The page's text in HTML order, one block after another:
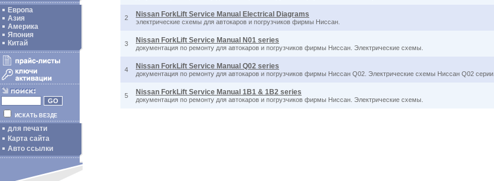
Европа
Азия
Америка
Япония
Китай
ИСКАТЬ ВЕЗДЕ
для печати
Карта сайта
Авто ссылки
2 Nissan ForkLift Service Manual Electrical Diagrams
электрические схемы для автокаров и погрузчиков фирмы Ниссан.
3 Nissan ForkLift Service Manual N01 series
документация по ремонту для автокаров и погрузчиков фирмы Ниссан. Электрические схемы.
4 Nissan ForkLift Service Manual Q02 series
документация по ремонту для автокаров и погрузчиков фирмы Ниссан Q02. Электрические схемы Ниссан Q02 серии.
5 Nissan ForkLift Service Manual 1B1 & 1B2 series
документация по ремонту для автокаров и погрузчиков фирмы Ниссан. Электрические схемы.